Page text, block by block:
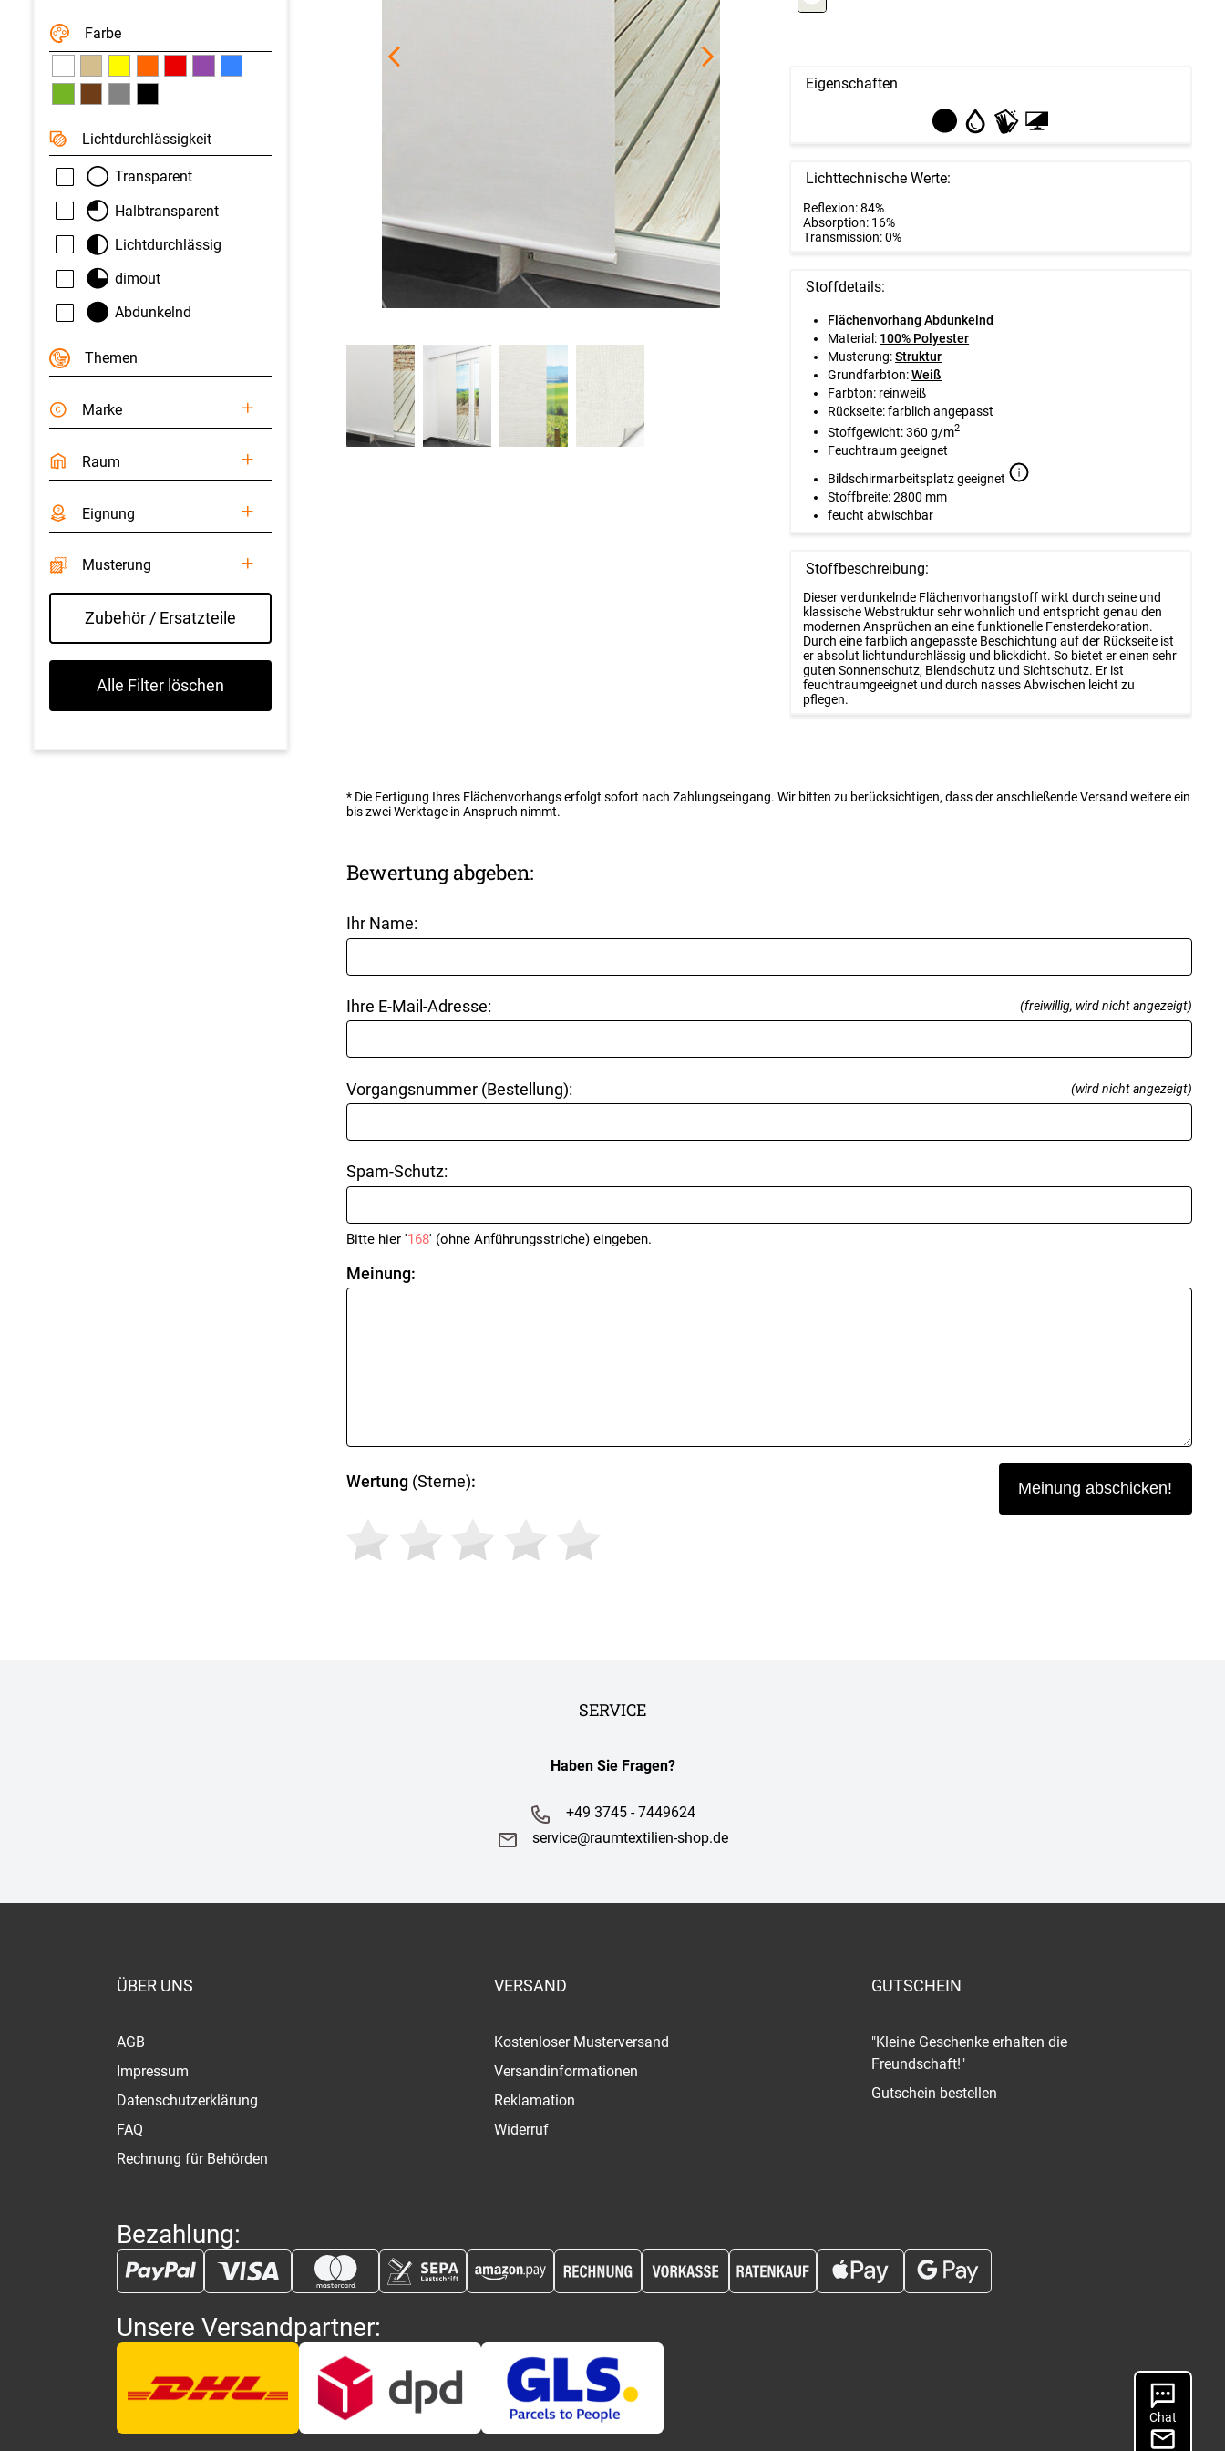
Farbe
Licht­durchlässigkeit
Transparent
Halbtransparent
Lichtdurchlässig
dimout
Abdunkelnd
Themen
Marke
Raum
Eignung
Musterung
Zubehör / Ersatzteile
Alle Filter löschen
Eigenschaften
Lichttechnische Werte:
Reflexion: 84%
Absorption: 16%
Transmission: 0%
Stoffdetails:
Flächenvorhang Abdunkelnd
Material: 100% Polyester
Musterung:Struktur
Grundfarbton:Weiß
Farbton: reinweiß
Rückseite: farblich angepasst
Stoffgewicht: 360 g/m2
Feuchtraum geeignet
Bildschirmarbeitsplatz geeignet
Stoffbreite: 2800 mm
feucht abwischbar
Stoffbeschreibung:
Dieser verdunkelnde Flächenvorhangstoff wirkt durch seine und
klassische Webstruktur sehr wohnlich und entspricht genau den
modernen Ansprüchen an eine funktionelle Fensterdekoration.
Durch eine farblich angepasste Beschichtung auf der Rückseite ist
er absolut lichtundurchlässig und blickdicht. So bietet er einen sehr
guten Sonnenschutz, Blendschutz und Sichtschutz. Er ist
feuchtraumgeeignet und durch nasses Abwischen leicht zu
pflegen.
* Die Fertigung Ihres Flächenvorhangs erfolgt sofort nach Zahlungseingang. Wir bitten zu berücksichtigen, dass der anschließende Versand weitere ein
bis zwei Werktage in Anspruch nimmt.
Bewertung abgeben:
Ihr Name:
Ihre E-Mail-Adresse: (freiwillig, wird nicht angezeigt)
Vorgangsnummer (Bestellung): (wird nicht angezeigt)
Spam-Schutz:
Bitte hier '168' (ohne Anführungsstriche) eingeben.
Meinung:
Wertung(Sterne):
SERVICE
Haben Sie Fragen?
+49 3745 - 7449624
service@raumtextilien-shop.de
ÜBER UNS
AGB
Impressum
Datenschutzerklärung
FAQ
Rechnung für Behörden
VERSAND
Kostenloser Musterversand
Versandinformationen
Reklamation
Widerruf
GUTSCHEIN
"Kleine Geschenke erhalten die
Freundschaft!"
Gutschein bestellen
Bezahlung:
Unsere Versandpartner:
Chat